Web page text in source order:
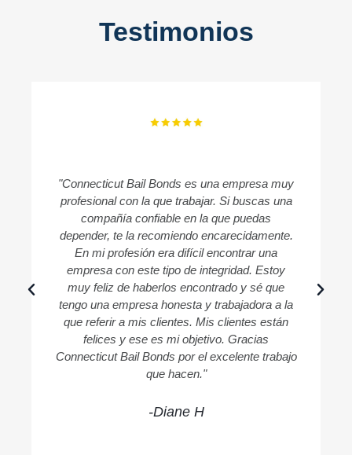
Testimonios
"Connecticut Bail Bonds es una empresa muy
profesional con la que trabajar. Si buscas una
compañía confiable en la que puedas
depender, te la recomiendo encarecidamente.
En mi profesión era difícil encontrar una
empresa con este tipo de integridad. Estoy
muy feliz de haberlos encontrado y sé que
tengo una empresa honesta y trabajadora a la
que referir a mis clientes. Mis clientes están
felices y ese es mi objetivo. Gracias
Connecticut Bail Bonds por el excelente trabajo
que hacen."
-Diane H